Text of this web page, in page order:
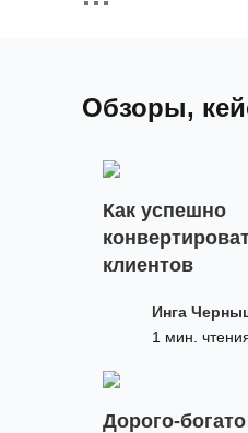
Обзоры,
Как успешно
клиентов
Инга
1 мин.
Дорого-